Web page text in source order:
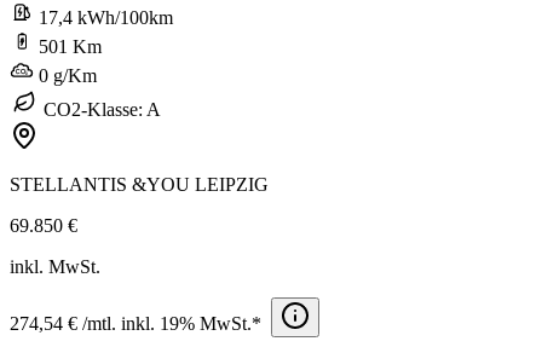
17,4 kWh/100km
501 Km
0 g/Km
CO2-Klasse: A
STELLANTIS &YOU LEIPZIG
69.850 €
inkl. MwSt.
274,54 € /mtl. inkl. 19% MwSt.*